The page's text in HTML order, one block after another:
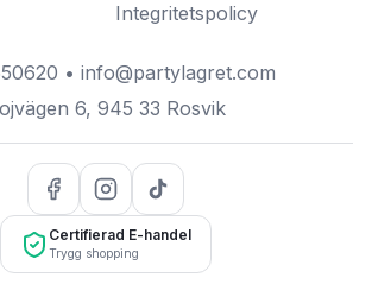
Integritetspolicy
• info@partylagret.com
6, 945 33 Rosvik
Certifierad E-handel
Trygg shopping